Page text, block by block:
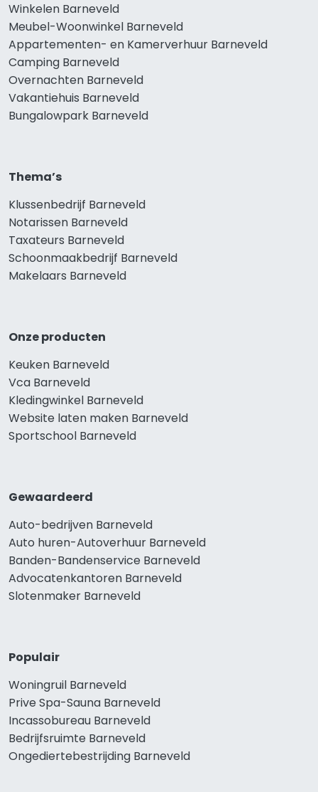
Winkelen Barneveld
Meubel-Woonwinkel Barneveld
Appartementen- en Kamerverhuur Barneveld
Camping Barneveld
Overnachten Barneveld
Vakantiehuis Barneveld
Bungalowpark Barneveld
Thema’s
Klussenbedrijf Barneveld
Notarissen Barneveld
Taxateurs Barneveld
Schoonmaakbedrijf Barneveld
Makelaars Barneveld
Onze producten
Keuken Barneveld
Vca Barneveld
Kledingwinkel Barneveld
Website laten maken Barneveld
Sportschool Barneveld
Gewaardeerd
Auto-bedrijven Barneveld
Auto huren-Autoverhuur Barneveld
Banden-Bandenservice Barneveld
Advocatenkantoren Barneveld
Slotenmaker Barneveld
Populair
Woningruil Barneveld
Prive Spa-Sauna Barneveld
Incassobureau Barneveld
Bedrijfsruimte Barneveld
Ongediertebestrijding Barneveld